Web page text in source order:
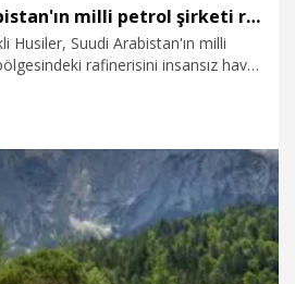
Husiler: Suudi Arabistan'ın milli petrol şirketi rafinerisini hedef aldık
Husiler, Suudi Arabistan'ın milli
rafinerisini insansız hava